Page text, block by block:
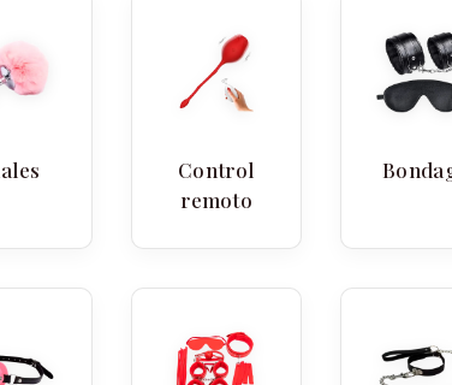
Control
remoto